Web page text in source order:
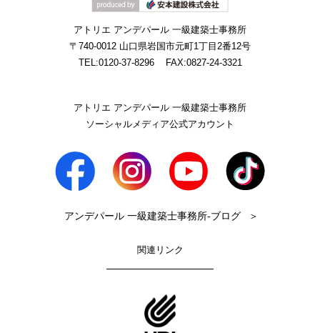
アトリエ アンデパール 一級建築士事務所
〒740-0012 山口県岩国市元町1丁目2番12号
TEL:0120-37-8296
FAX:0827-24-3321
アトリエ アンデパール 一級建築士事務所
ソーシャルメディア公式アカウント
アンデパール 一級建築士事務所-ブログ ＞
関連リンク